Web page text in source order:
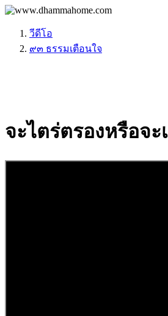
วีดีโอ
๙๓ ธรรมเตือนใจ
จะไตร่ตรองหรือจะ